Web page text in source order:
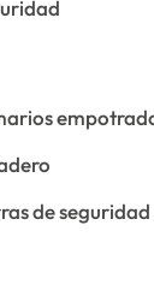
de seguridad